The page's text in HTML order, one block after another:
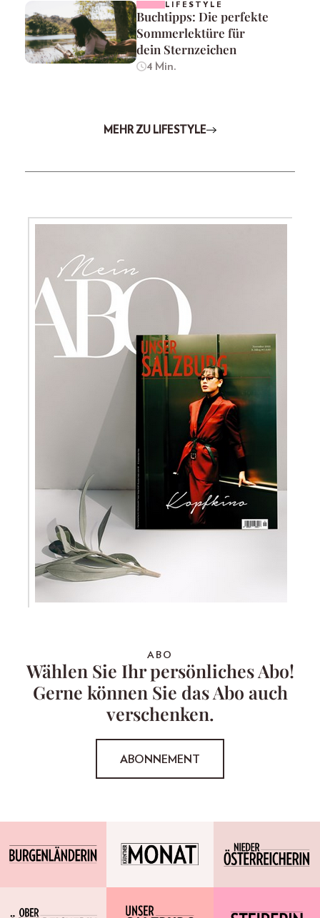
LIFESTYLE
Buchtipps: Die perfekte
Sommerlektüre für
dein Sternzeichen
4 Min.
MEHR ZU LIFESTYLE
ABO
Wählen Sie Ihr persönliches Abo!
Gerne können Sie das Abo auch
verschenken.
ABONNEMENT